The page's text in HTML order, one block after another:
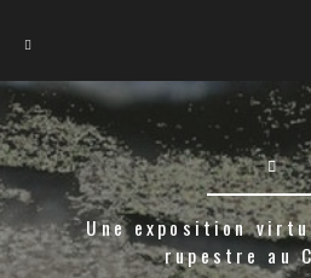
Une exposition
rupestre au